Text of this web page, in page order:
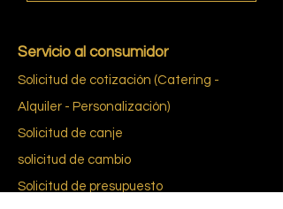
Servicio al consumidor
Solicitud de cotización (Catering -
Alquiler - Personalización)
Solicitud de canje
solicitud de cambio
Solicitud de presupuesto